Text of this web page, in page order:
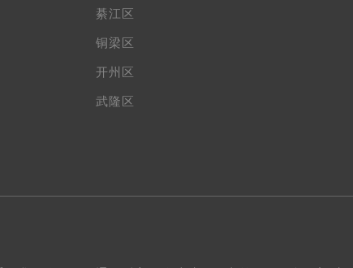
綦江区
铜梁区
开州区
武隆区